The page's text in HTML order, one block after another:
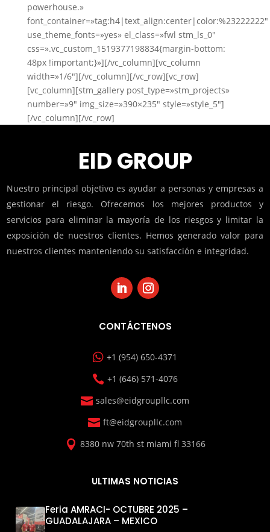
powerhouse.»
font_container=»tag:h4|text_align:center|color:%23222222″
use_theme_fonts=»yes» el_class=»fwl stm_ls_0″
css=».vc_custom_1519377198834{margin-bottom:
48px !important;}»][/vc_column][vc_column
width=»1/6″][/vc_column][/vc_row][vc_row]
[vc_column][stm_gallery post_type=»stm_projects»
number=»9″ img_size=»390×235″ style=»style_5″]
[/vc_column][/vc_row]
EID GROUP
Nuestro principal objetivo es ayudar a personas y empresas a
gestionar el riesgo. Ofrecemos los mejores productos y
servicios para eliminar la mayoría de los riesgos y limitar la
exposición de nuestros clientes. Hemos generado valor para
nuestros clientes manteniendo su satisfacción e integridad.
CONTÁCTENOS
 +1 (954) 650-4371
 +1 (646) 571-4076
 sales@eidgroupllc.com
 ft@eidgroupllc.com
 8380 nw 70th st miami fl 33166
ULTIMAS NOTICIAS
Feria AMRACI- OCTUBRE 2025 –
GUADALAJARA – MEXICO